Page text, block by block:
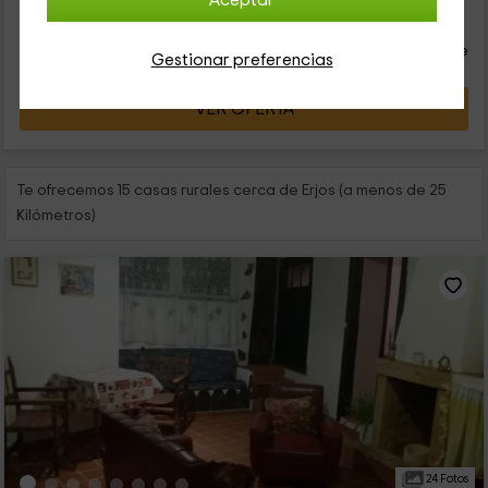
Gestionar preferencias
Respuesta superior a 72h
19
persona y noche
VER OFERTA
Te ofrecemos 15 casas rurales cerca de Erjos (a menos de 25
Kilómetros)
24 Fotos